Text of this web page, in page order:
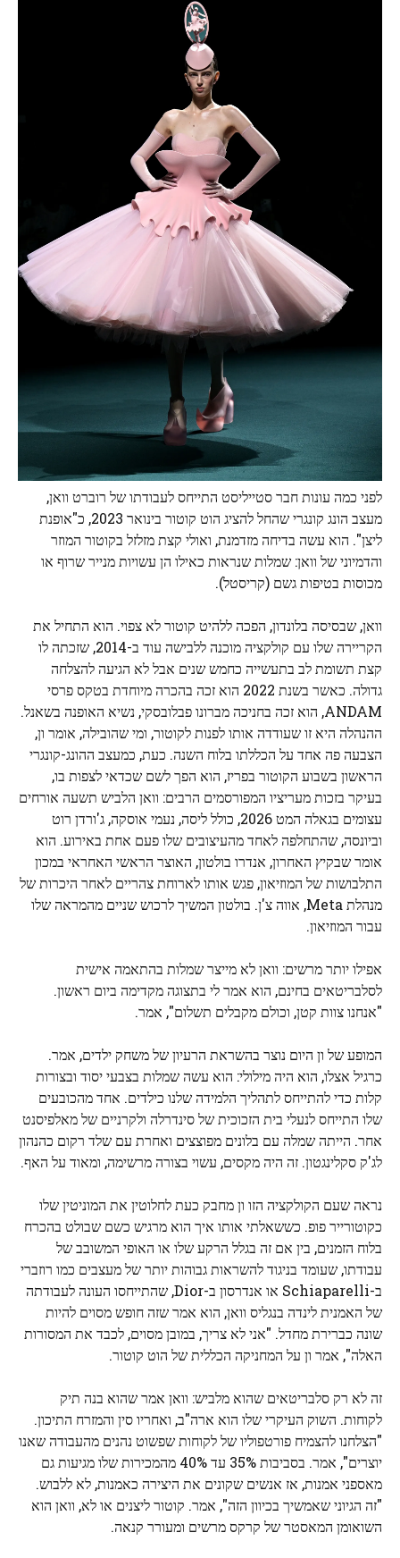
לפני כמה עונות חבר סטייליסט התייחס לעבודתו של רוברט וואן,
מעצב הונג קונגרי שהחל להציג הוט קוטור בינואר 2023, כ"אופנת
ליצן". הוא עשה בדיחה מזדמנת, ואולי קצת מזלזל בקוטור המוזר
והדמיוני של וואן: שמלות שנראות כאילו הן עשויות מנייר שרוף או
מכוסות בטיפות גשם (קריסטל).
וואן, שבסיסה בלונדון, הפכה ללהיט קוטור לא צפוי. הוא התחיל את
הקריירה שלו עם קולקציה מוכנה ללבישה עוד ב-2014, שזכתה לו
קצת תשומת לב בתעשייה כחמש שנים אבל לא הגיעה להצלחה
גדולה. כאשר בשנת 2022 הוא זכה בהכרה מיוחדת בטקס פרסי
ANDAM, הוא זכה בחניכה מברונו פבלובסקי, נשיא האופנה בשאנל.
ההנהלה היא זו שעודדה אותו לפנות לקוטור, ומי שהובילה, אומר ון,
הצבעה פה אחד על הכללתו בלוח השנה. כעת, כמעצב ההונג-קונגרי
הראשון בשבוע הקוטור בפריז, הוא הפך לשם שכדאי לצפות בו,
בעיקר בזכות מעריציו המפורסמים הרבים: וואן הלביש תשעה אורחים
עצומים בגאלה המט 2026, כולל ליסה, נעמי אוסקה, ג'ורדן רוט
וביונסה, שהתחלפה לאחד מהעיצובים שלו פעם אחת באירוע. הוא
אומר שבקיץ האחרון, אנדרו בולטון, האוצר הראשי האחראי במכון
התלבושות של המוזיאון, פגש אותו לארוחת צהריים לאחר היכרות של
מנהלת Meta, אווה צ'ן. בולטון המשיך לרכוש שניים מהמראה שלו
עבור המוזיאון.
אפילו יותר מרשים: וואן לא מייצר שמלות בהתאמה אישית
לסלבריטאים בחינם, הוא אמר לי בתצוגה מקדימה ביום ראשון.
"אנחנו צוות קטן, וכולם מקבלים תשלום", אמר.
המופע של ון היום נוצר בהשראת הרעיון של משחק ילדים, אמר.
כרגיל אצלו, הוא היה מילולי: הוא עשה שמלות בצבעי יסוד ובצורות
קלות כדי להתייחס לתהליך הלמידה שלנו כילדים. אחד מהכובעים
שלו התייחס לנעלי בית הזכוכית של סינדרלה ולקרניים של מאלפיסנט
אחר. הייתה שמלה עם בלונים מפוצצים ואחרת עם שלד רקום כהנהון
לג'ק סקלינגטון. זה היה מקסים, עשוי בצורה מרשימה, ומאוד על האף.
נראה שעם הקולקציה הזו ון מחבק כעת לחלוטין את המוניטין שלו
כקוטורייר פופ. כששאלתי אותו איך הוא מרגיש כשם שבולט בהכרח
בלוח הזמנים, בין אם זה בגלל הרקע שלו או האופי המשובב של
עבודתו, שעומד בניגוד להשראות גבוהות יותר של מעצבים כמו רוזברי
ב-Schiaparelli או אנדרסון ב-Dior, שהתייחסו העונה לעבודתה
של האמנית לינדה בנגליס וואן, הוא אמר שזה חופש מסוים להיות
שונה כברירת מחדל. "אני לא צריך, במובן מסוים, לכבד את המסורות
האלה", אמר ון על המחניקה הכללית של הוט קוטור.
זה לא רק סלבריטאים שהוא מלביש: וואן אמר שהוא בנה תיק
לקוחות. השוק העיקרי שלו הוא ארה"ב, ואחריו סין והמזרח התיכון.
"הצלחנו להצמיח פורטפוליו של לקוחות שפשוט נהנים מהעבודה שאנו
יוצרים", אמר. בסביבות 35% עד 40% מהמכירות שלו מגיעות גם
מאספני אמנות, אז אנשים שקונים את היצירה כאמנות, לא ללבוש.
"זה הגיוני שאמשיך בכיוון הזה", אמר. קוטור ליצנים או לא, וואן הוא
השואומן המאסטר של קרקס מרשים ומעורר קנאה.